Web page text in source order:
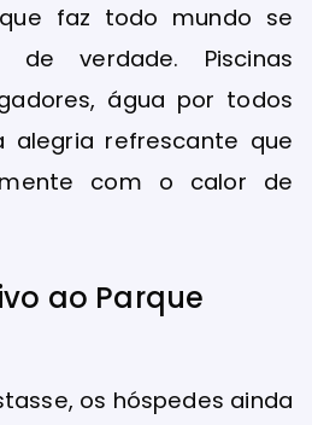
faz todo mundo se
verdade. Piscinas
água por todos
alegria refrescante que
com o calor de
ao Parque
os hóspedes ainda